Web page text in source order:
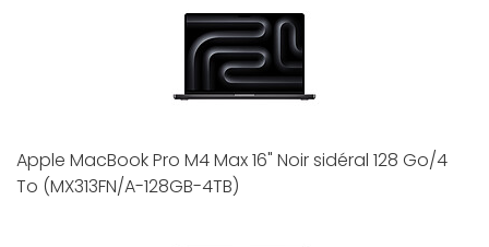
Apple MacBook Pro M4 Max 16" Noir sidéral 128 Go/4
To (MX313FN/A-128GB-4TB)